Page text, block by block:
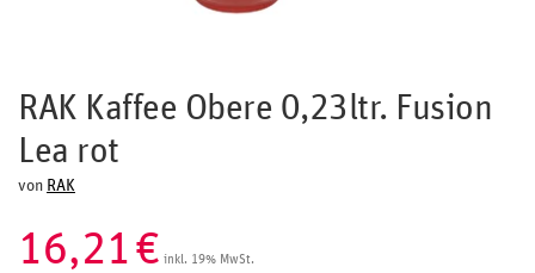
RAK Kaffee Obere 0,23ltr. Fusion
Lea rot
von RAK
16,21€ inkl. 19% MwSt.